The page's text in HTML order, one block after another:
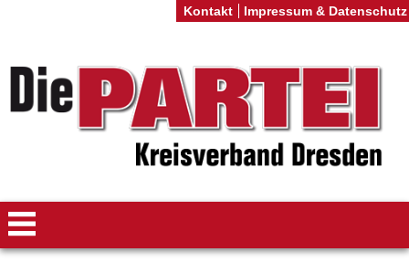
Kontakt Impressum & Datenschutz